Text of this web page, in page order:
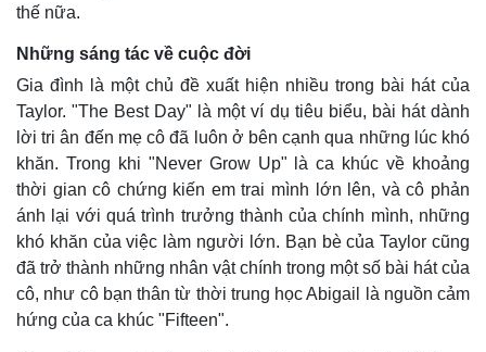
thế nữa.
Những sáng tác về cuộc đời
Gia đình là một chủ đề xuất hiện nhiều trong bài hát của
Taylor. "The Best Day" là một ví dụ tiêu biểu, bài hát dành
lời tri ân đến mẹ cô đã luôn ở bên cạnh qua những lúc khó
khăn. Trong khi "Never Grow Up" là ca khúc về khoảng
thời gian cô chứng kiến em trai mình lớn lên, và cô phản
ánh lại với quá trình trưởng thành của chính mình, những
khó khăn của việc làm người lớn. Bạn bè của Taylor cũng
đã trở thành những nhân vật chính trong một số bài hát của
cô, như cô bạn thân từ thời trung học Abigail là nguồn cảm
hứng của ca khúc "Fifteen".